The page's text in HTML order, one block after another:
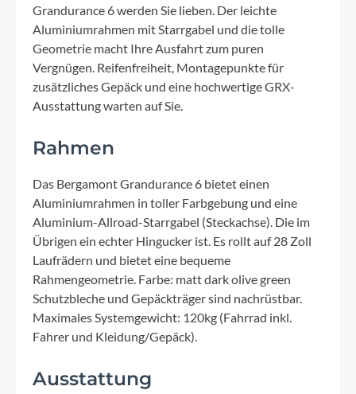
Grandurance 6 werden Sie lieben. Der leichte
Aluminiumrahmen mit Starrgabel und die tolle
Geometrie macht Ihre Ausfahrt zum puren
Vergnügen. Reifenfreiheit, Montagepunkte für
zusätzliches Gepäck und eine hochwertige GRX-
Ausstattung warten auf Sie.
Rahmen
Das Bergamont Grandurance 6 bietet einen
Aluminiumrahmen in toller Farbgebung und eine
Aluminium-Allroad-Starrgabel (Steckachse). Die im
Übrigen ein echter Hingucker ist. Es rollt auf 28 Zoll
Laufrädern und bietet eine bequeme
Rahmengeometrie. Farbe: matt dark olive green
Schutzbleche und Gepäckträger sind nachrüstbar.
Maximales Systemgewicht: 120kg (Fahrrad inkl.
Fahrer und Kleidung/Gepäck).
Ausstattung